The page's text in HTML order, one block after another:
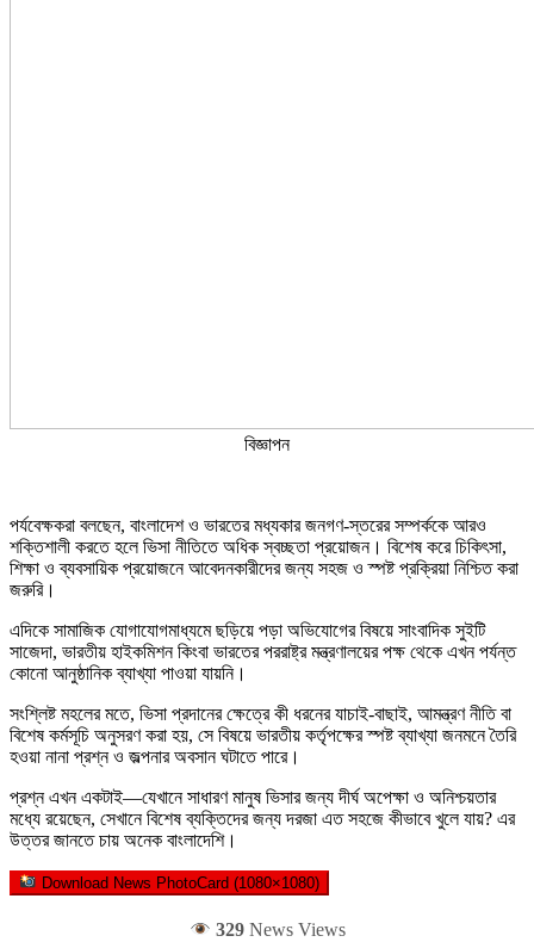
বিজ্ঞাপন
পর্যবেক্ষকরা বলছেন, বাংলাদেশ ও ভারতের মধ্যকার জনগণ-স্তরের সম্পর্ককে আরও
শক্তিশালী করতে হলে ভিসা নীতিতে অধিক স্বচ্ছতা প্রয়োজন। বিশেষ করে চিকিৎসা,
শিক্ষা ও ব্যবসায়িক প্রয়োজনে আবেদনকারীদের জন্য সহজ ও স্পষ্ট প্রক্রিয়া নিশ্চিত করা
জরুরি।
এদিকে সামাজিক যোগাযোগমাধ্যমে ছড়িয়ে পড়া অভিযোগের বিষয়ে সাংবাদিক সুইটি
সাজেদা, ভারতীয় হাইকমিশন কিংবা ভারতের পররাষ্ট্র মন্ত্রণালয়ের পক্ষ থেকে এখন পর্যন্ত
কোনো আনুষ্ঠানিক ব্যাখ্যা পাওয়া যায়নি।
সংশ্লিষ্ট মহলের মতে, ভিসা প্রদানের ক্ষেত্রে কী ধরনের যাচাই-বাছাই, আমন্ত্রণ নীতি বা
বিশেষ কর্মসূচি অনুসরণ করা হয়, সে বিষয়ে ভারতীয় কর্তৃপক্ষের স্পষ্ট ব্যাখ্যা জনমনে তৈরি
হওয়া নানা প্রশ্ন ও জল্পনার অবসান ঘটাতে পারে।
প্রশ্ন এখন একটাই—যেখানে সাধারণ মানুষ ভিসার জন্য দীর্ঘ অপেক্ষা ও অনিশ্চয়তার
মধ্যে রয়েছেন, সেখানে বিশেষ ব্যক্তিদের জন্য দরজা এত সহজে কীভাবে খুলে যায়? এর
উত্তর জানতে চায় অনেক বাংলাদেশি।
Download News PhotoCard (1080×1080)
329News Views